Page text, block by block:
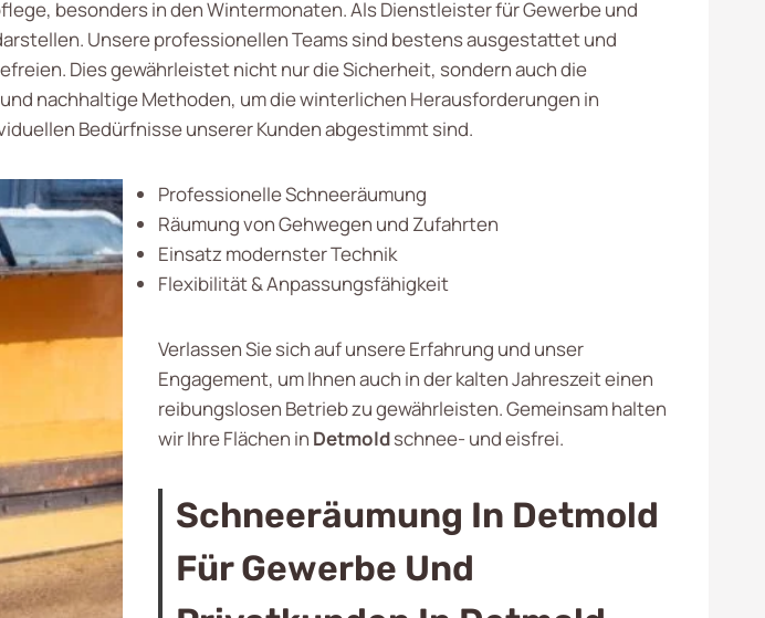
besonders in den Wintermonaten. Als Dienstleister für Gewerbe und
Unsere professionellen Teams sind bestens ausgestattet und
Dies gewährleistet nicht nur die Sicherheit, sondern auch die
nachhaltige Methoden, um die winterlichen Herausforderungen in
Bedürfnisse unserer Kunden abgestimmt sind.
Professionelle Schneeräumung
Räumung von Gehwegen und Zufahrten
Einsatz modernster Technik
Flexibilität & Anpassungsfähigkeit
Verlassen Sie sich auf unsere Erfahrung und unser
Engagement, um Ihnen auch in der kalten Jahreszeit einen
reibungslosen Betrieb zu gewährleisten. Gemeinsam halten
wir Ihre Flächen in Detmoldschnee- und eisfrei.
Schneeräumung In Detmold
Für Gewerbe Und